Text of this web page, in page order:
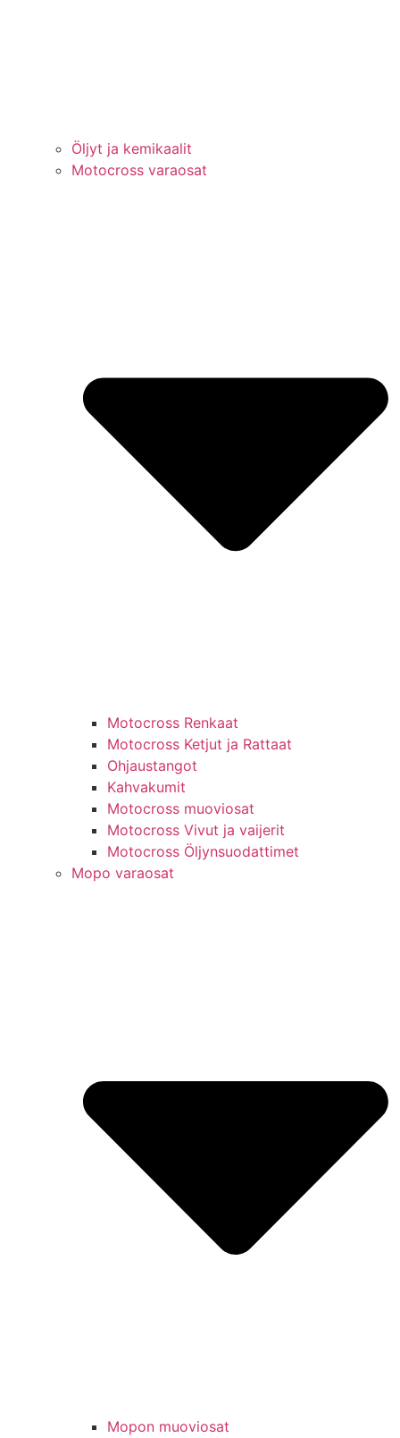
Öljyt ja kemikaalit
Motocross varaosat
Motocross Renkaat
Motocross Ketjut ja Rattaat
Ohjaustangot
Kahvakumit
Motocross muoviosat
Motocross Vivut ja vaijerit
Motocross Öljynsuodattimet
Mopo varaosat
Mopon muoviosat